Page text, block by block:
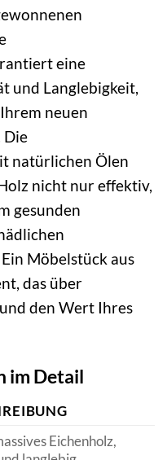
eine
und Langlebigkeit,
neuen
Die
natürlichen Ölen
nicht nur effektiv,
gesunden
Möbelstück aus
das über
den Wert Ihres
im Detail
Eichenholz,